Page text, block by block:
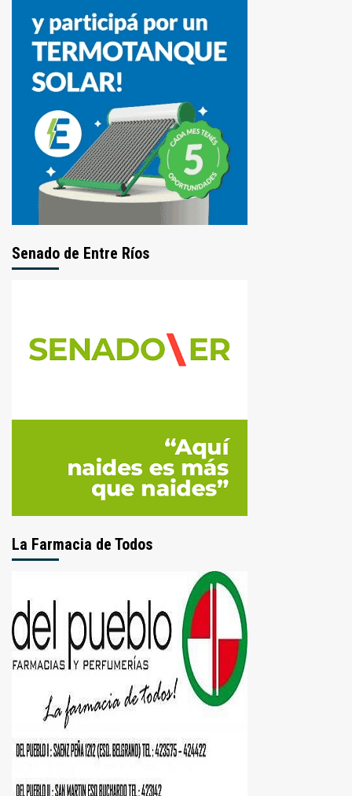
Senado de Entre Ríos
La Farmacia de Todos